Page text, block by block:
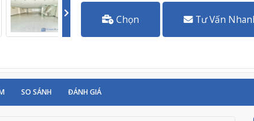
Chọn Tư Vấn
SO SÁNH ĐÁNH GIÁ